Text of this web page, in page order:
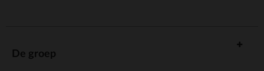
De groep